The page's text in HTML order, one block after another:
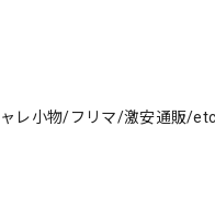
レ小物/フリマ/激安通販/